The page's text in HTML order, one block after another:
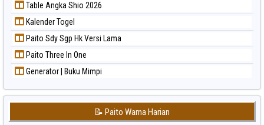
Table Angka Shio 2026
Kalender Togel
Paito Sdy Sgp Hk Versi Lama
Paito Three In One
Generator | Buku Mimpi
📝 Paito Warna Harian